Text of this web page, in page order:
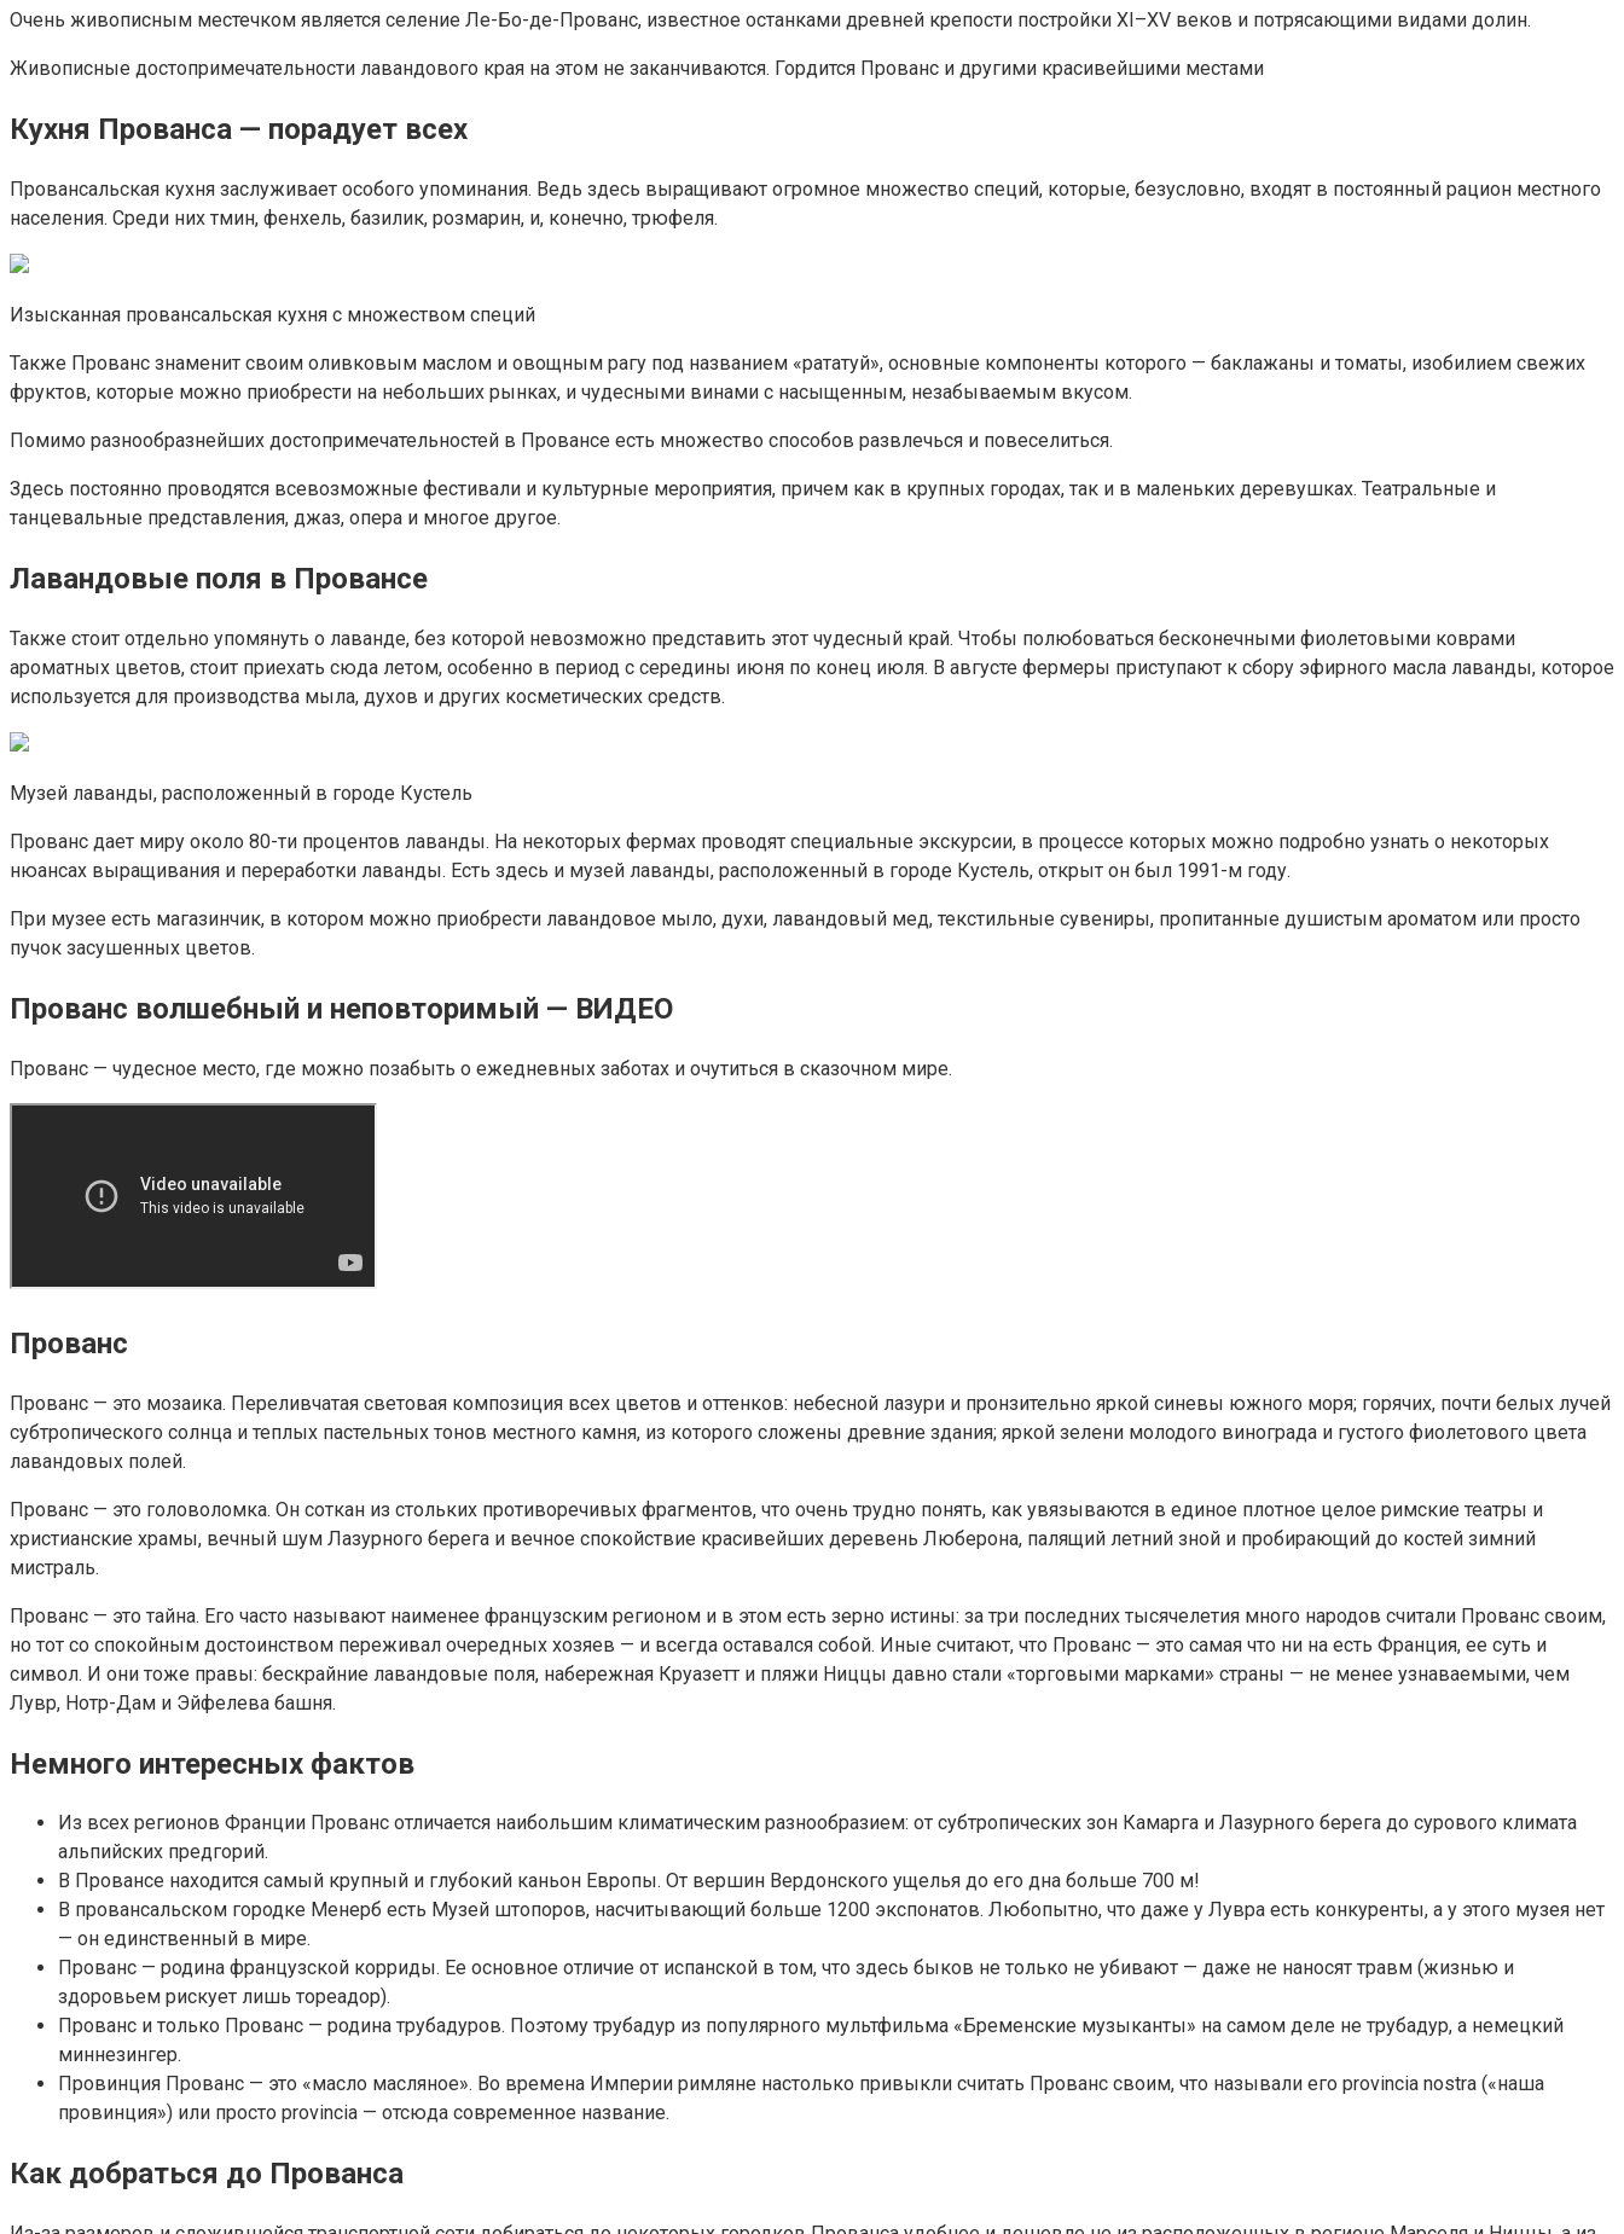
Очень живописным местечком является селение Ле-Бо-де-Прованс, известное останками древней крепости постройки XI–XV веков и потрясающими видами долин.
Живописные достопримечательности лавандового края на этом не заканчиваются. Гордится Прованс и другими красивейшими местами
Кухня Прованса — порадует всех
Провансальская кухня заслуживает особого упоминания. Ведь здесь выращивают огромное множество специй, которые, безусловно, входят в постоянный рацион местного
населения. Среди них тмин, фенхель, базилик, розмарин, и, конечно, трюфеля.
Изысканная провансальская кухня с множеством специй
Также Прованс знаменит своим оливковым маслом и овощным рагу под названием «рататуй», основные компоненты которого — баклажаны и томаты, изобилием свежих
фруктов, которые можно приобрести на небольших рынках, и чудесными винами с насыщенным, незабываемым вкусом.
Помимо разнообразнейших достопримечательностей в Провансе есть множество способов развлечься и повеселиться.
Здесь постоянно проводятся всевозможные фестивали и культурные мероприятия, причем как в крупных городах, так и в маленьких деревушках. Театральные и
танцевальные представления, джаз, опера и многое другое.
Лавандовые поля в Провансе
Также стоит отдельно упомянуть о лаванде, без которой невозможно представить этот чудесный край. Чтобы полюбоваться бесконечными фиолетовыми коврами
ароматных цветов, стоит приехать сюда летом, особенно в период с середины июня по конец июля. В августе фермеры приступают к сбору эфирного масла лаванды, которое
используется для производства мыла, духов и других косметических средств.
Музей лаванды, расположенный в городе Кустель
Прованс дает миру около 80-ти процентов лаванды. На некоторых фермах проводят специальные экскурсии, в процессе которых можно подробно узнать о некоторых
нюансах выращивания и переработки лаванды. Есть здесь и музей лаванды, расположенный в городе Кустель, открыт он был 1991-м году.
При музее есть магазинчик, в котором можно приобрести лавандовое мыло, духи, лавандовый мед, текстильные сувениры, пропитанные душистым ароматом или просто
пучок засушенных цветов.
Прованс волшебный и неповторимый — ВИДЕО
Прованс — чудесное место, где можно позабыть о ежедневных заботах и очутиться в сказочном мире.
Прованс
Прованс — это мозаика. Переливчатая световая композиция всех цветов и оттенков: небесной лазури и пронзительно яркой синевы южного моря; горячих, почти белых лучей
субтропического солнца и теплых пастельных тонов местного камня, из которого сложены древние здания; яркой зелени молодого винограда и густого фиолетового цвета
лавандовых полей.
Прованс — это головоломка. Он соткан из стольких противоречивых фрагментов, что очень трудно понять, как увязываются в единое плотное целое римские театры и
христианские храмы, вечный шум Лазурного берега и вечное спокойствие красивейших деревень Люберона, палящий летний зной и пробирающий до костей зимний
мистраль.
Прованс — это тайна. Его часто называют наименее французским регионом и в этом есть зерно истины: за три последних тысячелетия много народов считали Прованс своим,
но тот со спокойным достоинством переживал очередных хозяев — и всегда оставался собой. Иные считают, что Прованс — это самая что ни на есть Франция, ее суть и
символ. И они тоже правы: бескрайние лавандовые поля, набережная Круазетт и пляжи Ниццы давно стали «торговыми марками» страны — не менее узнаваемыми, чем
Лувр, Нотр-Дам и Эйфелева башня.
Немного интересных фактов
Из всех регионов Франции Прованс отличается наибольшим климатическим разнообразием: от субтропических зон Камарга и Лазурного берега до сурового климата
альпийских предгорий.
В Провансе находится самый крупный и глубокий каньон Европы. От вершин Вердонского ущелья до его дна больше 700 м!
В провансальском городке Менерб есть Музей штопоров, насчитывающий больше 1200 экспонатов. Любопытно, что даже у Лувра есть конкуренты, а у этого музея нет
— он единственный в мире.
Прованс — родина французской корриды. Ее основное отличие от испанской в том, что здесь быков не только не убивают — даже не наносят травм (жизнью и
здоровьем рискует лишь тореадор).
Прованс и только Прованс — родина трубадуров. Поэтому трубадур из популярного мультфильма «Бременские музыканты» на самом деле не трубадур, а немецкий
миннезингер.
Провинция Прованс — это «масло масляное». Во времена Империи римляне настолько привыкли считать Прованс своим, что называли его provincia nostra («наша
провинция») или просто provincia — отсюда современное название.
Как добраться до Прованса